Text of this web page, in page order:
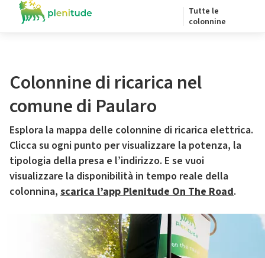
Tutte le
colonnine
Colonnine di ricarica nel
comune di Paularo
Esplora la mappa delle colonnine di ricarica elettrica.
Clicca su ogni punto per visualizzare la potenza, la
tipologia della presa e l’indirizzo. E se vuoi
visualizzare la disponibilità in tempo reale della
colonnina, scarica l’app Plenitude On The Road.